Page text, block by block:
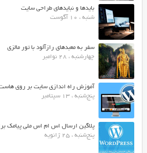
بایدها و نبایدهای طراحی سایت
شنبه ، 10 آگوست
سفر به معبدهای رازآلود با تور مالزی
چهارشنبه ، 28 نوامبر
آموزش راه اندازی سایت بر روی
پنج‌شنبه ، 13 سپتامبر
پلاگین ارسال اس ام اس ملی پیامک
پنج‌شنبه ، 25 ژانویه